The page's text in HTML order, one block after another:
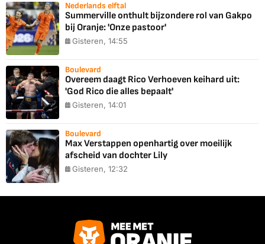
Nederlands elftal
Summerville onthult bijzondere rol van Gakpo
bij Oranje: 'Onze pastoor'
Gisteren, 14:55
Boulevard
Overeem daagt Rico Verhoeven keihard uit:
'God Rico die alles bepaalt'
Gisteren, 14:01
Boulevard
Max Verstappen openhartig over moeilijk
afscheid van dochter Lily
Gisteren, 12:32